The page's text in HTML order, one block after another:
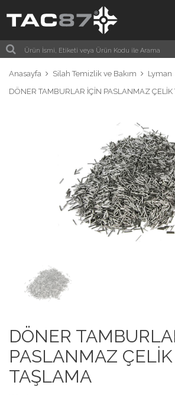
Anasayfa Silah Temizlik ve Bakım
Lyman
DÖNER TAMBURLAR İÇİN PASLANMAZ ÇELİK
DÖNER
PASLANMAZ ÇELİK
TAŞLAMA